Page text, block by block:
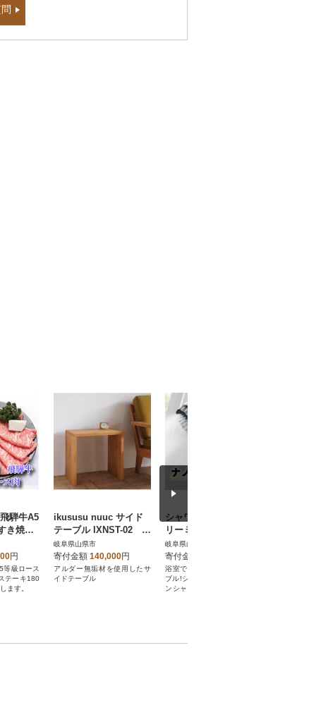
騨牛A5
き焼き1
枚
円
等級ロース
テーキ180
ます。
ikususu nuuc サイド
テーブル IXNST-02 1
台
岐阜県山県市
寄付金額 140,000円
アルダー無垢材を使用したサ
イドテーブル
シャワーヘッド「バブ
リーミスティ2.0」+
「バブリーキッチンミ
スト」(クロム)SH23M+
SV24M
岐阜県山県市
寄付金額
浴室でもキッチンでもナノバ
ブル!シャワーヘッドとキッチ
ンシャワーのセット。高級感